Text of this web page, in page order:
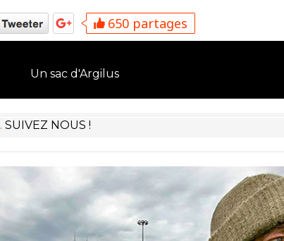
650 partages
Un sac d'Argilus
SUIVEZ NOUS !